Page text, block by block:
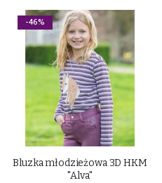
-46%
Bluzka młodzieżowa 3D HKM
"Alva"